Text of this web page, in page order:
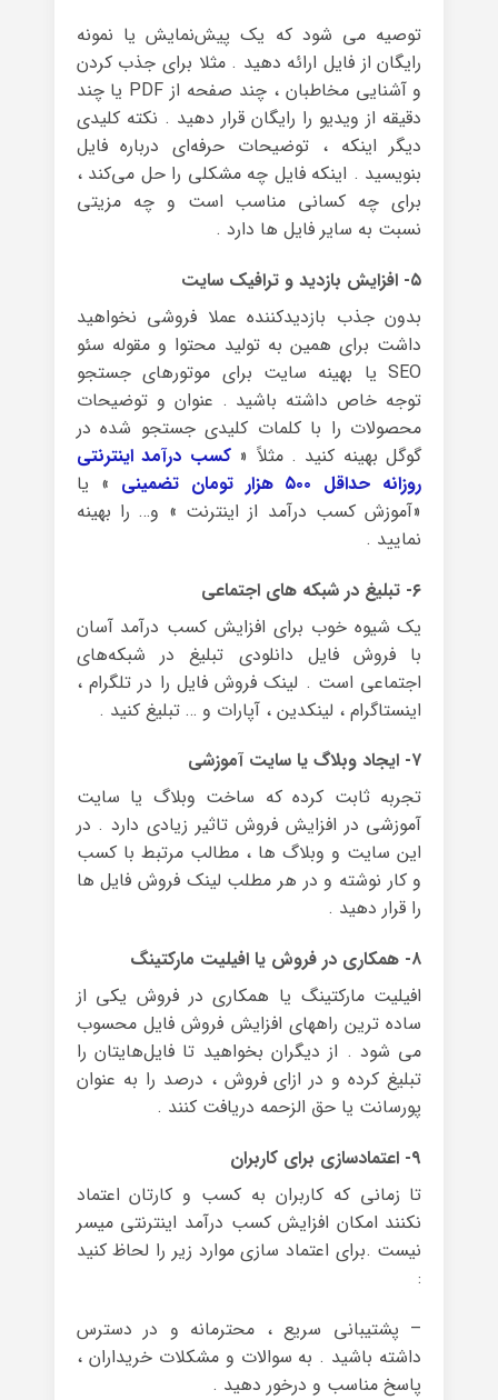
توصیه می شود که یک پیش‌نمایش یا نمونه
رایگان از فایل ارائه دهید . مثلا برای جذب کردن
و آشنایی مخاطبان ، چند صفحه از PDF یا چند
دقیقه از ویدیو را رایگان قرار دهید . نکته کلیدی
دیگر اینکه ، توضیحات حرفه‌ای درباره فایل
بنویسید . اینکه فایل چه مشکلی را حل می‌کند ،
برای چه کسانی مناسب است و چه مزیتی
نسبت به سایر فایل ها دارد .
۵- افزایش بازدید و ترافیک سایت
بدون جذب بازدیدکننده عملا فروشی نخواهید
داشت برای همین به تولید محتوا و مقوله سئو
SEO یا بهینه سایت برای موتورهای جستجو
توجه خاص داشته باشید . عنوان و توضیحات
محصولات را با کلمات کلیدی جستجو شده در
گوگل بهینه کنید . مثلاً «کسب درآمد اینترنتی
روزانه حداقل ۵۰۰ هزار تومان تضمینی
» یا
«آموزش کسب درآمد از اینترنت » و… را بهینه
نمایید .
۶- تبلیغ در شبکه های اجتماعی
یک شیوه خوب برای افزایش کسب درآمد آسان
با فروش فایل دانلودی تبلیغ در شبکه‌های
اجتماعی است . لینک فروش فایل را در تلگرام ،
اینستاگرام ، لینکدین ، آپارات و … تبلیغ کنید .
۷- ایجاد وبلاگ یا سایت آموزشی
تجربه ثابت کرده که ساخت وبلاگ یا سایت
آموزشی در افزایش فروش تاثیر زیادی دارد . در
این سایت و وبلاگ ها ، مطالب مرتبط با کسب
و کار نوشته و در هر مطلب لینک فروش فایل ها
را قرار دهید .
۸- همکاری در فروش یا افیلیت مارکتینگ
افیلیت مارکتینگ یا همکاری در فروش یکی از
ساده ترین راههای افزایش فروش فایل محسوب
می شود . از دیگران بخواهید تا فایل‌هایتان را
تبلیغ کرده و در ازای فروش ، درصد را به عنوان
پورسانت یا حق الزحمه دریافت کنند .
۹- اعتمادسازی برای کاربران
تا زمانی که کاربران به کسب و کارتان اعتماد
نکنند امکان افزایش کسب درآمد اینترنتی میسر
نیست .برای اعتماد سازی موارد زیر را لحاظ کنید
:
– پشتیبانی سریع ، محترمانه و در دسترس
داشته باشید . به سوالات و مشکلات خریداران ،
پاسخ مناسب و درخور دهید .